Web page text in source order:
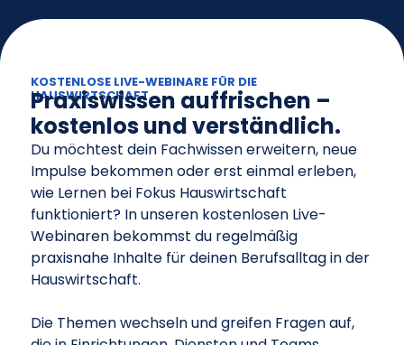
KOSTENLOSE LIVE-WEBINARE FÜR DIE
HAUSWIRTSCHAFT
Praxiswissen auffrischen –
kostenlos und verständlich.
Du möchtest dein Fachwissen erweitern, neue
Impulse bekommen oder erst einmal erleben,
wie Lernen bei Fokus Hauswirtschaft
funktioniert? In unseren kostenlosen Live-
Webinaren bekommst du regelmäßig
praxisnahe Inhalte für deinen Berufsalltag in der
Hauswirtschaft.
Die Themen wechseln und greifen Fragen auf,